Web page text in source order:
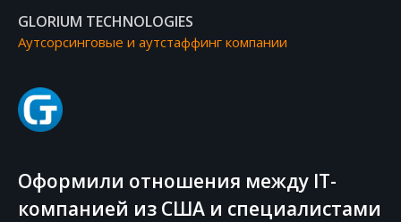
GLORIUM TECHNOLOGIES
Аутсорсинговые и аутстаффинг компании
Оформили отношения между IT-
компанией из США и специалистами